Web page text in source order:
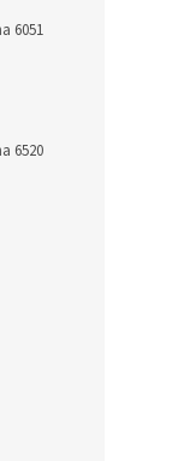
6051
6520